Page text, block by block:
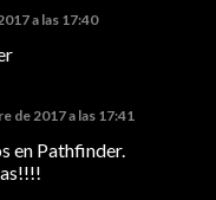
a las 17:40
de 2017 a las 17:41
en Pathfinder.